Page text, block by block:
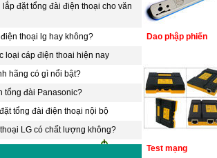
đặt tổng đài điện thoại cho văn
thoại lg hay không?
loại cáp điện thoai hiện nay
hãng có gì nổi bật?
tổng đài Panasonic?
tổng đài điện thoại nội bộ
LG có chất lượng không?
Dao phập phiến
Test mạng